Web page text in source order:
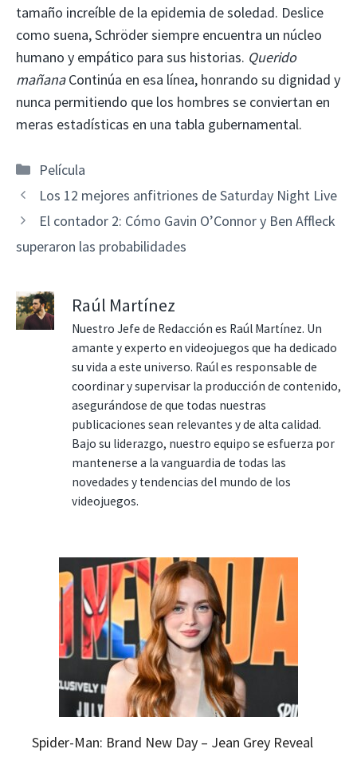
tamaño increíble de la epidemia de soledad. Deslice
como suena, Schröder siempre encuentra un núcleo
humano y empático para sus historias. Querido
mañanaContinúa en esa línea, honrando su dignidad y
nunca permitiendo que los hombres se conviertan en
meras estadísticas en una tabla gubernamental.
Categorías
Película
Los 12 mejores anfitriones de Saturday Night Live
El contador 2: Cómo Gavin O’Connor y Ben Affleck
superaron las probabilidades
Raúl Martínez
Nuestro Jefe de Redacción es Raúl Martínez. Un
amante y experto en videojuegos que ha dedicado
su vida a este universo. Raúl es responsable de
coordinar y supervisar la producción de contenido,
asegurándose de que todas nuestras
publicaciones sean relevantes y de alta calidad.
Bajo su liderazgo, nuestro equipo se esfuerza por
mantenerse a la vanguardia de todas las
novedades y tendencias del mundo de los
videojuegos.
Spider-Man: Brand New Day – Jean Grey Reveal